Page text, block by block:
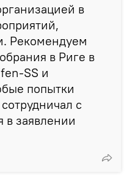
в
Рекомендуем
в Риге в
SS и
попытки
с
в заявлении